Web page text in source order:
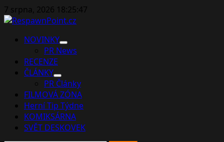
Skip
to
7 srpna, 2026 18:25:48
PrimaryNOVINKY
PR News
RECENZE
ČLÁNKY
PR Články
FILMOVÁ ZÓNA
Herní Tip Týdne
KOMIKSÁRNA
SVĚT DESKOVEK